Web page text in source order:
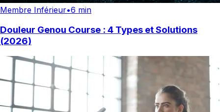
Membre Inférieur•6 min
Douleur Genou Course : 4 Types et Solutions
(2026)